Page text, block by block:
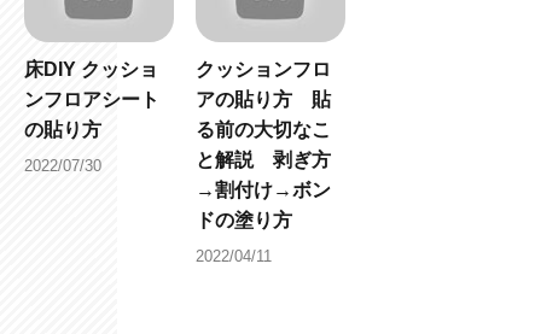
床DIY クッショ
ンフロアシート
の貼り方
2022/07/30
クッションフロ
アの貼り方 貼
る前の大切なこ
と解説 剥ぎ方
→割付け→ボン
ドの塗り方
2022/04/11